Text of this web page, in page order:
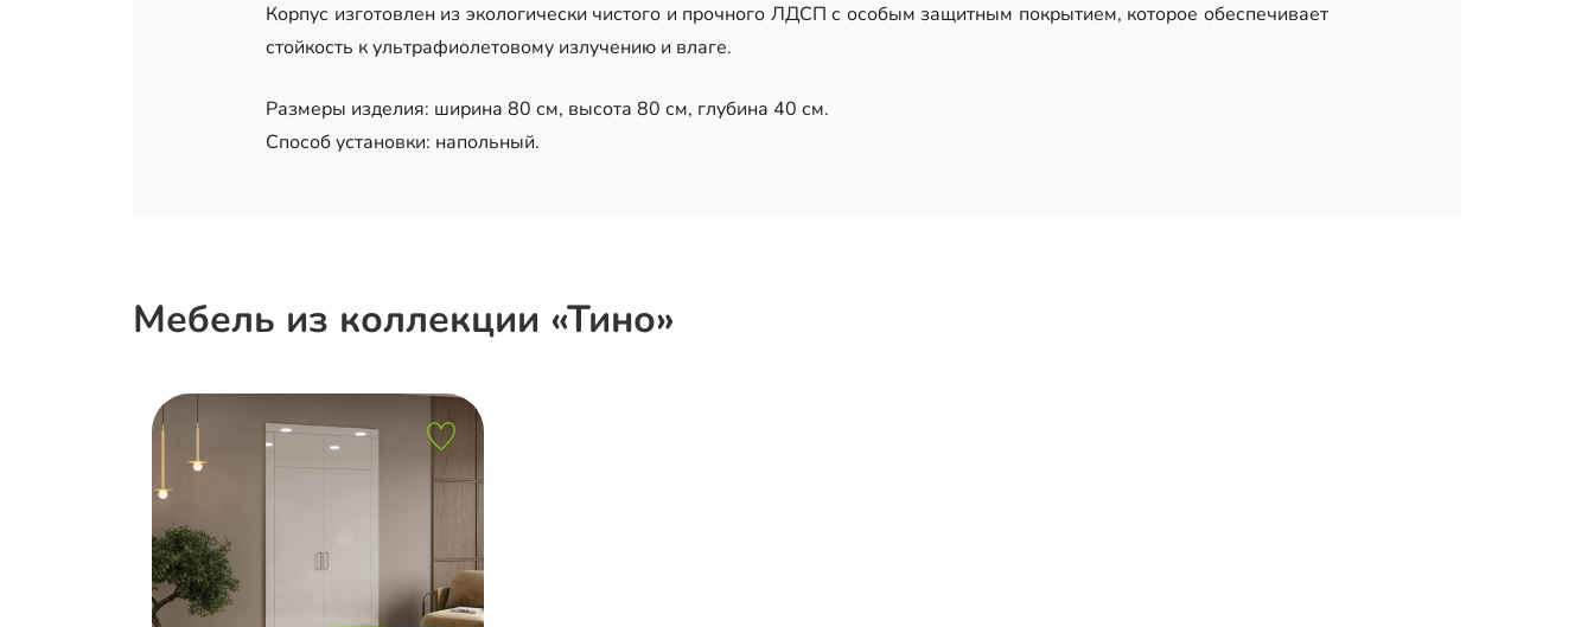
Корпус изготовлен из экологически чистого и прочного ЛДСП с особым защитным покрытием, которое обеспечивает
стойкость к ультрафиолетовому излучению и влаге.
Размеры изделия: ширина 80 см, высота 80 см, глубина 40 см.
Способ установки: напольный.
Мебель из коллекции «Тино»